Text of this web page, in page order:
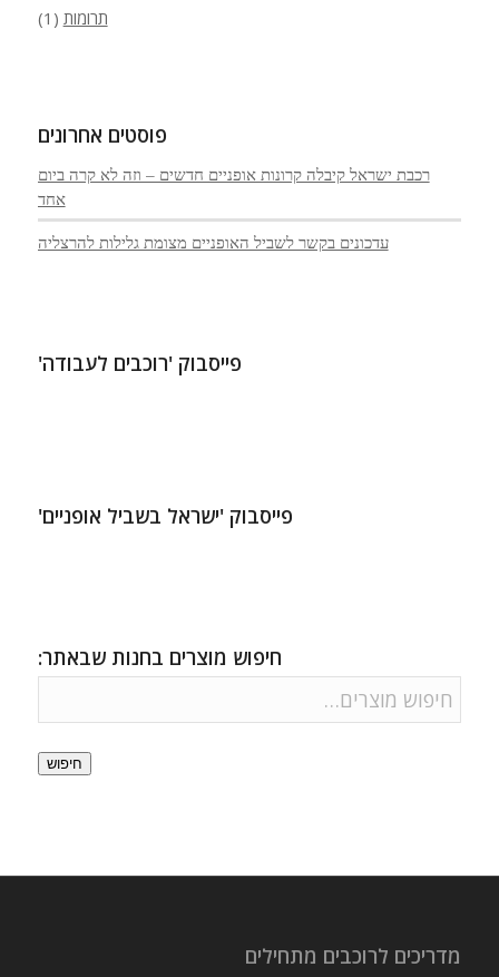
תרומות (1)
פוסטים אחרונים
רכבת ישראל קיבלה קרונות אופניים חדשים – וזה לא קרה ביום
אחד
עדכונים בקשר לשביל האופניים מצומת גלילות להרצליה
פייסבוק 'רוכבים לעבודה'
פייסבוק 'ישראל בשביל אופניים'
חיפוש מוצרים בחנות שבאתר:
חיפוש
מדריכים לרוכבים מתחילים